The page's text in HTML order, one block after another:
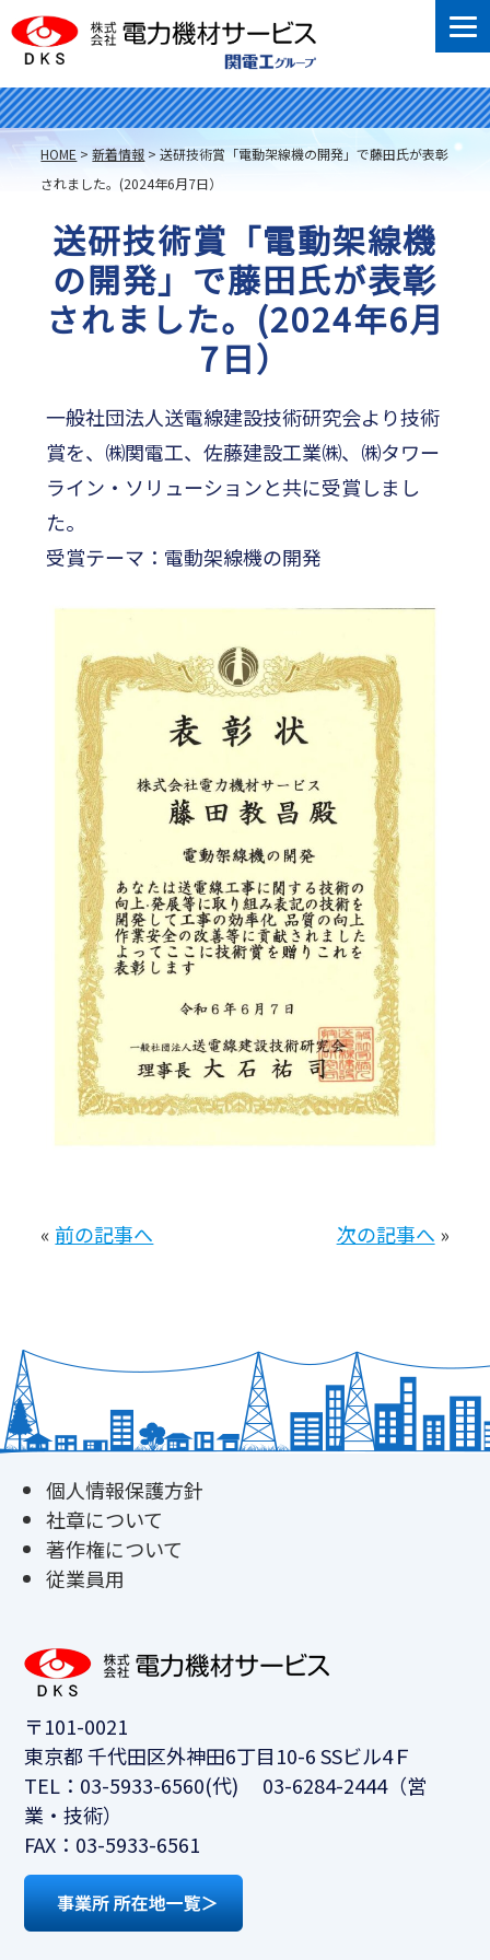
HOME >新着情報 >送研技術賞「電動架線機の開発」で藤田氏が表彰
されました。(2024年6月7日）
送研技術賞「電動架線機
の開発」で藤田氏が表彰
されました。(2024年6月
7日）
一般社団法人送電線建設技術研究会より技術
賞を、㈱関電工、佐藤建設工業㈱、㈱タワー
ライン・ソリューションと共に受賞しまし
た。
受賞テーマ：電動架線機の開発
« 前の記事へ 次の記事へ »
個人情報保護方針
社章について
著作権について
従業員用
〒101-0021
東京都 千代田区外神田6丁目10-6 SSビル4Ｆ
TEL：03-5933-6560(代) 03-6284-2444（営
業・技術）
FAX：03-5933-6561